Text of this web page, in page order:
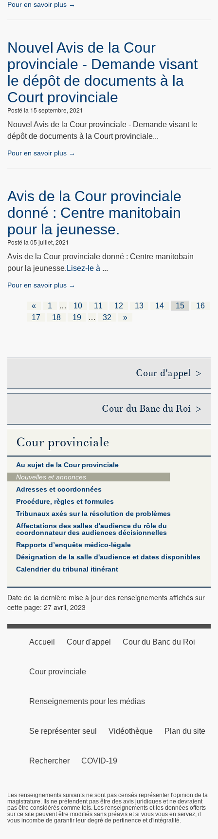
Pour en savoir plus →
Nouvel Avis de la Cour
provinciale - Demande visant
le dépôt de documents à la
Court provinciale
Posté la 15 septembre, 2021
Nouvel Avis de la Cour provinciale - Demande visant le
dépôt de documents à la Court provinciale...
Pour en savoir plus →
Avis de la Cour provinciale
donné : Centre manitobain
pour la jeunesse.
Posté la 05 juillet, 2021
Avis de la Cour provinciale donné : Centre manitobain
pour la jeunesse. Lisez-le à ...
Pour en savoir plus →
« 1 … 10 11 12 13 14 15
16
17
18 19 … 32 »
Cour d'appel >
Cour du Banc du Roi >
Cour provinciale
Au sujet de la Cour provinciale
Nouvelles et annonces
Adresses et coordonnées
Procédure, règles et formules
Tribunaux axés sur la résolution de problèmes
Affectations des salles d'audience du rôle du
coordonnateur des audiences décisionnelles
Rapports d’enquête médico-légale
Désignation de la salle d'audience et dates disponibles
Calendrier du tribunal itinérant
Date de la dernière mise à jour des renseignements affichés sur
cette page: 27 avril, 2023
Accueil Cour d'appel Cour du Banc du Roi
Cour provinciale
Renseignements pour les médias
Se représenter seul Vidéothèque Plan du site
Rechercher COVID-19
Les renseignements suivants ne sont pas censés représenter l'opinion de la
magistrature. Ils ne prétendent pas être des avis juridiques et ne devraient
pas être considérés comme tels. Les renseignements et les données offerts
sur ce site peuvent être modifiés sans préavis et si vous vous en servez, il
vous incombe de garantir leur degré de pertinence et d'intégralité.